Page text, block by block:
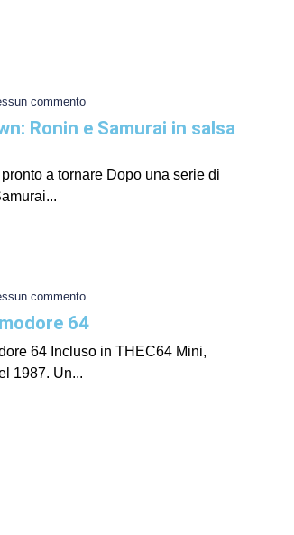
commento
Ronin e Samurai in salsa
a tornare Dopo una serie di
commento
64
64 Incluso in THEC64 Mini,
1987. Un...